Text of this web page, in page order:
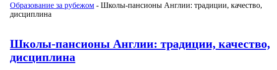
Образование за рубежом - Школы-пансионы Англии: традиции, качество,
дисциплина
Школы-пансионы Англии: традиции, качество,
дисциплина